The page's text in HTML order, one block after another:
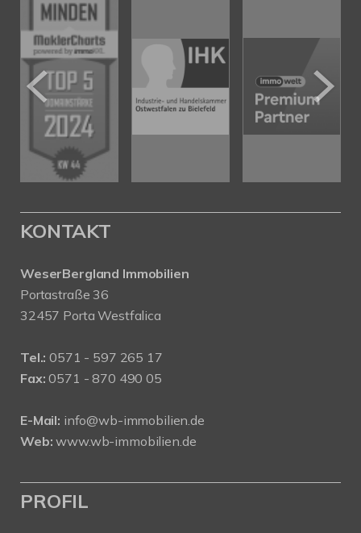
KONTAKT
WeserBergland Immobilien
Portastraße 36
32457 Porta Westfalica
Tel.: 0571 - 597 265 17
Fax: 0571 - 870 490 05
E-Mail: info@wb-immobilien.de
Web: www.wb-immobilien.de
PROFIL